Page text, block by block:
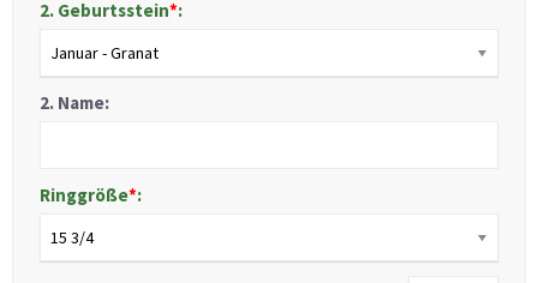
2. Geburtsstein*:
Januar - Granat
2. Name:
Ringgröße*:
15 3/4